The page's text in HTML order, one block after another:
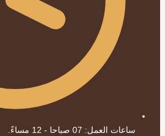
ساعات العمل: 07 صباحا - 12 مساءً.